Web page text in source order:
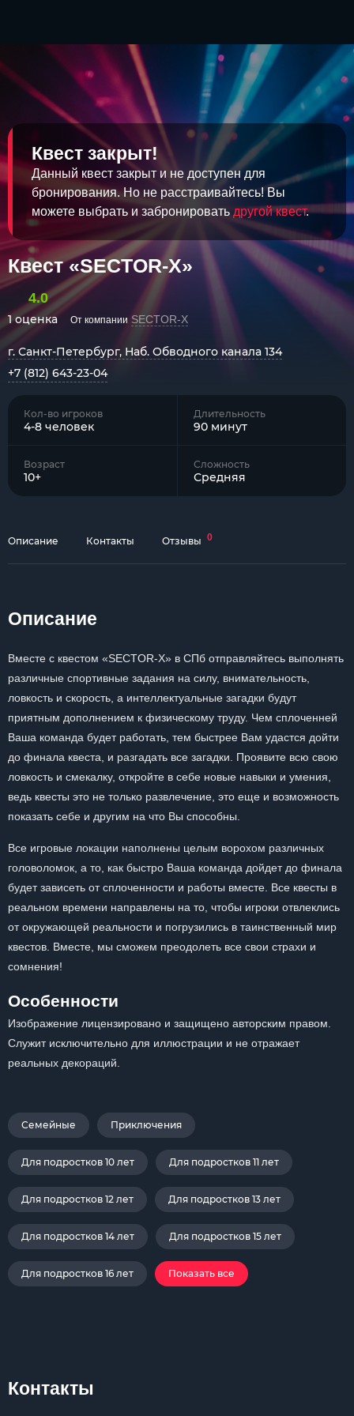
Квест закрыт!
Данный квест закрыт и не доступен для
бронирования. Но не расстраивайтесь! Вы
можете выбрать и забронировать другой квест.
Квест «SECTOR-X»
4.0
1 оценка От компании SECTOR-X
г. Санкт-Петербург, Наб. Обводного канала 134
+7 (812) 643-23-04
Кол-во игроков
4-8 человек
Длительность
90 минут
Возраст
10+
Сложность
Средняя
Описание Контакты Отзывы 0
Описание
Вместе с квестом «SECTOR-X» в СПб отправляйтесь выполнять
различные спортивные задания на силу, внимательность,
ловкость и скорость, а интеллектуальные загадки будут
приятным дополнением к физическому труду. Чем сплоченней
Ваша команда будет работать, тем быстрее Вам удастся дойти
до финала квеста, и разгадать все загадки. Проявите всю свою
ловкость и смекалку, откройте в себе новые навыки и умения,
ведь квесты это не только развлечение, это еще и возможность
показать себе и другим на что Вы способны.
Все игровые локации наполнены целым ворохом различных
головоломок, а то, как быстро Ваша команда дойдет до финала
будет зависеть от сплоченности и работы вместе. Все квесты в
реальном времени направлены на то, чтобы игроки отвлеклись
от окружающей реальности и погрузились в таинственный мир
квестов. Вместе, мы сможем преодолеть все свои страхи и
сомнения!
Особенности
Изображение лицензировано и защищено авторским правом.
Служит исключительно для иллюстрации и не отражает
реальных декораций.
Семейные Приключения
Для подростков 10 лет Для подростков 11 лет
Для подростков 12 лет Для подростков 13 лет
Для подростков 14 лет Для подростков 15 лет
Для подростков 16 лет Показать все
Контакты